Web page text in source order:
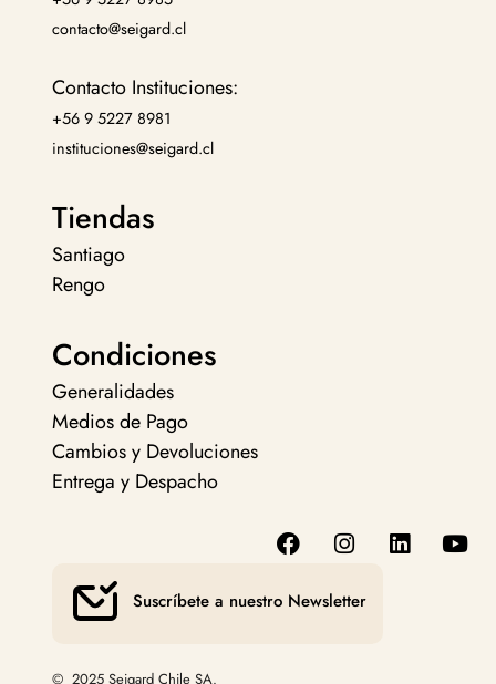
contacto@seigard.cl
Contacto Instituciones:
+56 9 5227 8981
instituciones@seigard.cl
Tiendas
Santiago
Rengo
Condiciones
Generalidades
Medios de Pago
Cambios y Devoluciones
Entrega y Despacho
Suscríbete a nuestro Newsletter
© 2025 Seigard Chile SA.